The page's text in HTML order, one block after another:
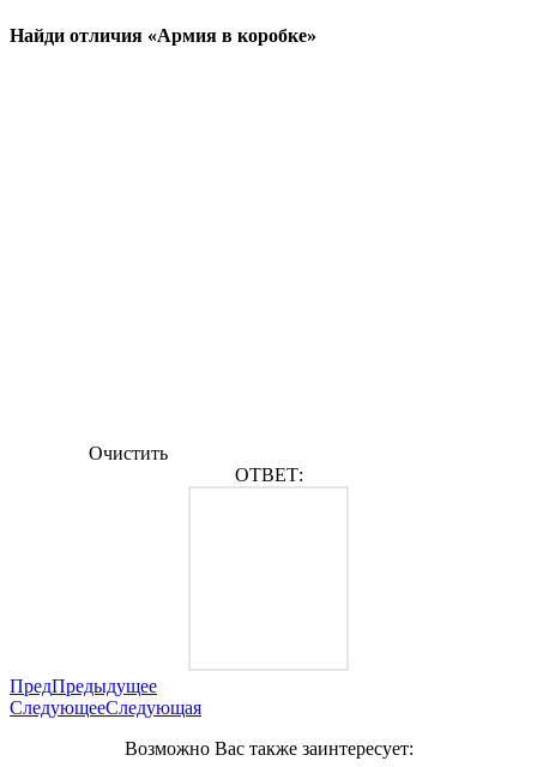
Найди отличия «Армия в коробке»
Очистить
ОТВЕТ:
ПредПредыдущее
СледующееСледующая
Возможно Вас также заинтересует: